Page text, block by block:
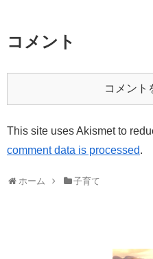
コメント
コメント
This site uses Akismet to
comment data is processed.
ホーム 子育て